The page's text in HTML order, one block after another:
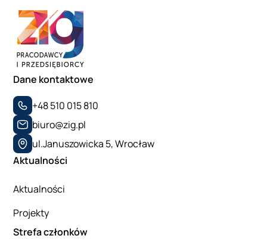
Dane kontaktowe
+48 510 015 810
biuro@zig.pl
ul.Januszowicka 5, Wrocław
Aktualności
Aktualności
Projekty
Strefa członków